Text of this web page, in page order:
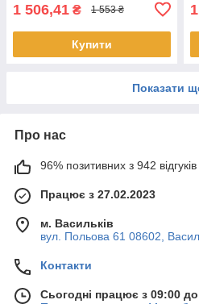
1 506,41 ₴ 1 553 ₴
Купити
Показати
Про нас
96% позитивних з 942 відгуків
Працює з 27.02.2023
м. Васильків
вул. Польова 61 08602,
Контакти
Сьогодні працює з 09:00